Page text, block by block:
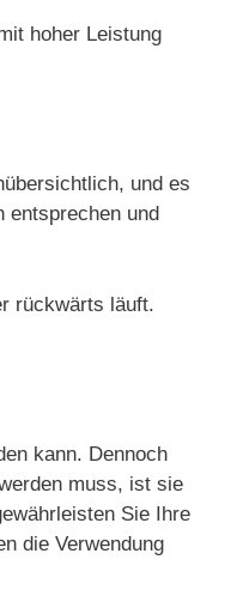
hoher Leistung
und es
und
rückwärts läuft.
kann. Dennoch
muss, ist sie
Sie Ihre
die Verwendung